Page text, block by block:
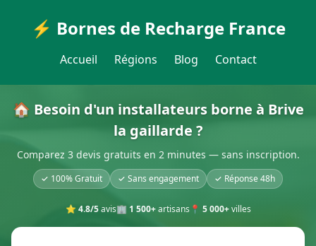
⚡ Bornes de Recharge France
Accueil Régions Blog Contact
🏠 Besoin d'un installateurs borne à Brive
la gaillarde ?
Comparez 3 devis gratuits en 2 minutes — sans inscription.
✓ 100% Gratuit ✓ Sans engagement ✓ Réponse 48h
⭐ 4.8/5avis🏢 1 500+artisans 📍 5 000+villes